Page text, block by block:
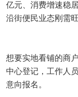
亿元、消费增速稳
沿街便民业态刚需旺
想要实地看铺的商
中心登记，工作人
意向报名。